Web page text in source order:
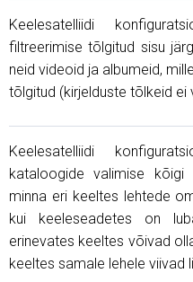
Keelesatelliidi
filtreerimise tõlgitud sisu
neid videoid ja albumeid,
tõlgitud (kirjelduste tõlkeid ei
Keelesatelliidi
kataloogide valimise
minna eri keeltes lehtede
kui keeleseadetes on
erinevates keeltes võivad
keeltes samale lehele viivad